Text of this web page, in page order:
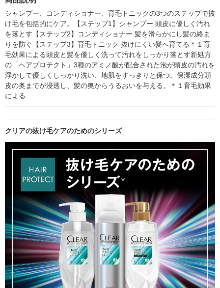
シャンプー、コンディショナー、育毛トニックの3つのステップで抜
け毛を包括的にケア。【ステップ1】シャンプー 頭皮に優しく汚れ
を落とす【ステップ2】コンディショナー 髪を滑らかにし髪の絡ま
りを防ぐ【ステップ3】育毛トニック 抜けにくい髪へ育てる＊１育
毛効果による頭皮と髪を優しく洗って汚れをしっかり落とす新処方
の「ヘアプロテクト」3種のアミノ酸が配合された泡が頭皮の汚れを
浮かして優しくしっかり洗い、地肌をすっきりと保つ。保湿成分頭
皮の奥までが浸透し、髪の奥からうるおいを与える。＊１育毛効果
による
クリアの抜け毛ケアのためのシリーズ